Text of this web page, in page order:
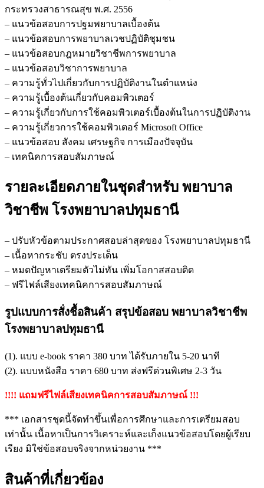
กระทรวงสาธารณสุข พ.ศ. 2556
– แนวข้อสอบการปฐมพยาบาลเบื้องต้น
– แนวข้อสอบการพยาบาลเวชปฏิบัติชุมชน
– แนวข้อสอบกฎหมายวิชาชีพการพยาบาล
– แนวข้อสอบวิชาการพยาบาล
– ความรู้ทั่วไปเกี่ยวกับการปฏิบัติงานในตำแหน่ง
– ความรู้เบื้องต้นเกี่ยวกับคอมพิวเตอร์
– ความรู้เกี่ยวกับการใช้คอมพิวเตอร์เบื้องต้นในการปฏิบัติงาน
– ความรู้เกี่ยวการใช้คอมพิวเตอร์ Microsoft Office
– แนวข้อสอบ สังคม เศรษฐกิจ การเมืองปัจจุบัน
– เทคนิคการสอบสัมภาษณ์
รายละเอียดภายในชุดสำหรับ พยาบาล
วิชาชีพ โรงพยาบาลปทุมธานี
– ปรับหัวข้อตามประกาศสอบล่าสุดของ โรงพยาบาลปทุมธานี
– เนื้อหากระชับ ตรงประเด็น
– หมดปัญหาเตรียมตัวไม่ทัน เพิ่มโอกาสสอบติด
– ฟรีไฟล์เสียงเทคนิคการสอบสัมภาษณ์
รูปแบบการสั่งชื้อสินค้า สรุปข้อสอบ พยาบาลวิชาชีพ
โรงพยาบาลปทุมธานี
(1). แบบ e-book ราคา 380 บาท ได้รับภายใน 5-20 นาที
(2). แบบหนังสือ ราคา 680 บาท ส่งฟรีด่วนพิเศษ 2-3 วัน
!!!! แถมฟรีไฟล์เสียงเทคนิคการสอบสัมภาษณ์ !!!
*** เอกสารชุดนี้จัดทำขึ้นเพื่อการศึกษาและการเตรียมสอบ
เท่านั้น เนื้อหาเป็นการวิเคราะห์และเก็งแนวข้อสอบโดยผู้เรียบ
เรียง มิใช่ข้อสอบจริงจากหน่วยงาน ***
สินค้าที่เกี่ยวข้อง